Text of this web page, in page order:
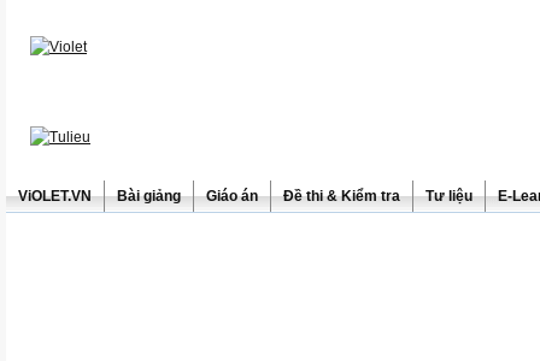
ViOLET.VN Bài giảng Giáo án Đề thi & Kiểm tra Tư liệu E-